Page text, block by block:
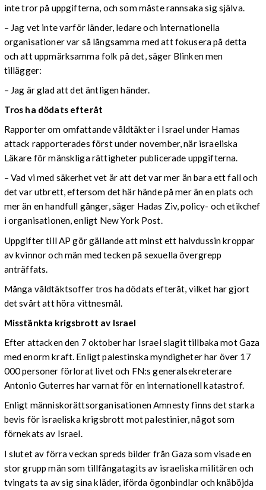
inte tror på uppgifterna, och som måste rannsaka sig själva.
– Jag vet inte varför länder, ledare och internationella
organisationer var så långsamma med att fokusera på detta
och att uppmärksamma folk på det, säger Blinken men
tillägger:
– Jag är glad att det äntligen händer.
Tros ha dödats efteråt
Rapporter om omfattande våldtäkter i Israel under Hamas
attack rapporterades först under november, när israeliska
Läkare för mänskliga rättigheter publicerade uppgifterna.
– Vad vi med säkerhet vet är att det var mer än bara ett fall och
det var utbrett, eftersom det här hände på mer än en plats och
mer än en handfull gånger, säger Hadas Ziv, policy- och etikchef
i organisationen, enligt New York Post.
Uppgifter till AP gör gällande att minst ett halvdussin kroppar
av kvinnor och män med tecken på sexuella övergrepp
anträffats.
Många våldtäktsoffer tros ha dödats efteråt, vilket har gjort
det svårt att höra vittnesmål.
Misstänkta krigsbrott av Israel
Efter attacken den 7 oktober har Israel slagit tillbaka mot Gaza
med enorm kraft. Enligt palestinska myndigheter har över 17
000 personer förlorat livet och FN:s generalsekreterare
Antonio Guterres har varnat för en internationell katastrof.
Enligt människorättsorganisationen Amnesty finns det starka
bevis för israeliska krigsbrott mot palestinier, något som
förnekats av Israel.
I slutet av förra veckan spreds bilder från Gaza som visade en
stor grupp män som tillfångatagits av israeliska militären och
tvingats ta av sig sina kläder, iförda ögonbindlar och knäböjda